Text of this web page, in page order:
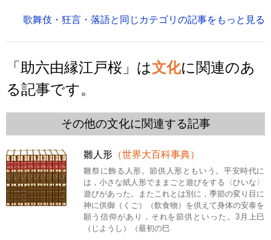
歌舞伎・狂言・落語と同じカテゴリの記事をもっと見る
「助六由縁江戸桜」は文化に関連のあ
る記事です。
その他の文化に関連する記事
雛人形 （世界大百科事典）
雛祭に飾る人形。節供人形ともいう。平安時代に
は，小さな紙人形でままごと遊びをする〈ひいな〉
遊びがあった。またこれとは別に，季節の変り目に
神に供御（くご）（飲食物）を供えて身体の安泰を
願う信仰があり，それを節供といった。3月上巳
（じようし）（最初の巳